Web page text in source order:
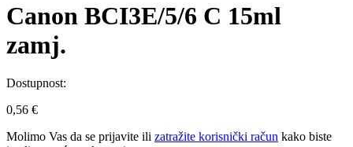
Canon BCI3E/5/6 C 15ml
zamj.
Dostupnost:
0,56 €
Molimo Vas da se prijavite ili zatražite korisnički račun kako biste